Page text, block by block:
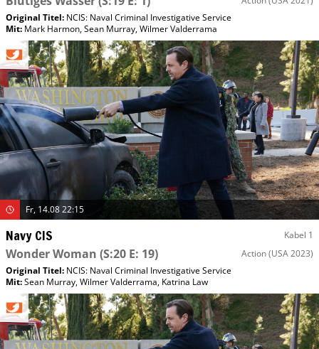
Original Titel: NCIS: Naval Criminal Investigative Service
Mit: Mark Harmon,Sean Murray,Wilmer Valderrama
Fr, 14.08 22:15
Navy CIS Kabel 1
Wonder Woman (S:20 E: 19) Action(USA 2023)
Original Titel: NCIS: Naval Criminal Investigative Service
Mit:Sean Murray,Wilmer Valderrama, Katrina Law